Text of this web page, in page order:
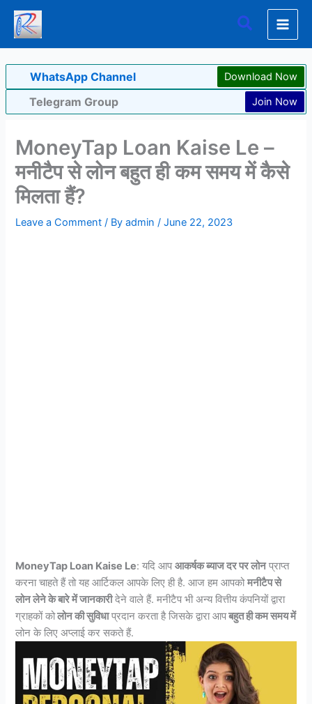
Skip
content
Search
WhatsApp Channel Download Now
Telegram Group Join Now
MoneyTap Loan Kaise Le –
मनीटैप से लोन बहुत ही कम समय में कैसे
मिलता हैं?
Leave a Comment / Byadmin/June 22, 2023
MoneyTap Loan Kaise Le: यदि आपआकर्षक ब्याज दर पर लोनप्राप्त
करना चाहते हैं तो यह आर्टिकल आपके लिए ही है. आज हम आपकोमनीटैप से
लोन लेने के बारे में जानकारीदेने वाले हैं. मनीटैप भी अन्य वित्तीय कंपनियों द्वारा
ग्राहकों कोलोन की सुविधाप्रदान करता है जिसके द्वारा आपबहुत ही कम समय में
लोन के लिए अप्लाई कर सकते हैं.